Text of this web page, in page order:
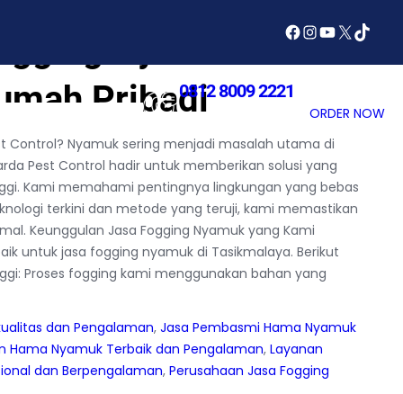
Facebook
Instagram
YouTube
X TikTok
0812 8009 2221
ORDER NOW
Pribadi
Control? Nyamuk sering menjadi masalah utama di
Pest Control hadir untuk memberikan solusi yang
Kami memahami pentingnya lingkungan yang bebas
terkini dan metode yang teruji, kami memastikan
Keunggulan Jasa Fogging Nyamuk yang Kami
untuk jasa fogging nyamuk di Tasikmalaya. Berikut
Proses fogging kami menggunakan bahan yang
dan Pengalaman, Jasa Pembasmi Hama Nyamuk
Hama Nyamuk Terbaik dan Pengalaman, Layanan
dan Berpengalaman, Perusahaan Jasa Fogging